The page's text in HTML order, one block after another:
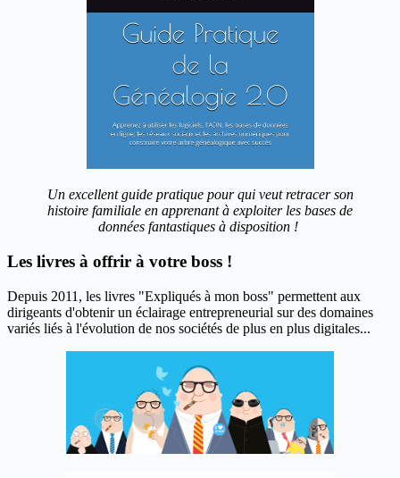
Un excellent guide pratique pour qui veut retracer son
histoire familiale en apprenant à exploiter les bases de
données fantastiques à disposition !
Les livres à offrir à votre boss !
Depuis 2011, les livres "Expliqués à mon boss" permettent aux
dirigeants d'obtenir un éclairage entrepreneurial sur des domaines
variés liés à l'évolution de nos sociétés de plus en plus digitales...